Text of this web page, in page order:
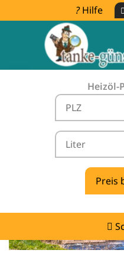
Hilfe
Heizöl-
Heizölpreise
vergleichen &